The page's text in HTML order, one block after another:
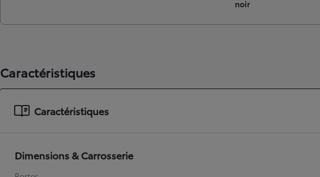
noir
Caractéristiques
Caractéristiques
Dimensions & Carrosserie